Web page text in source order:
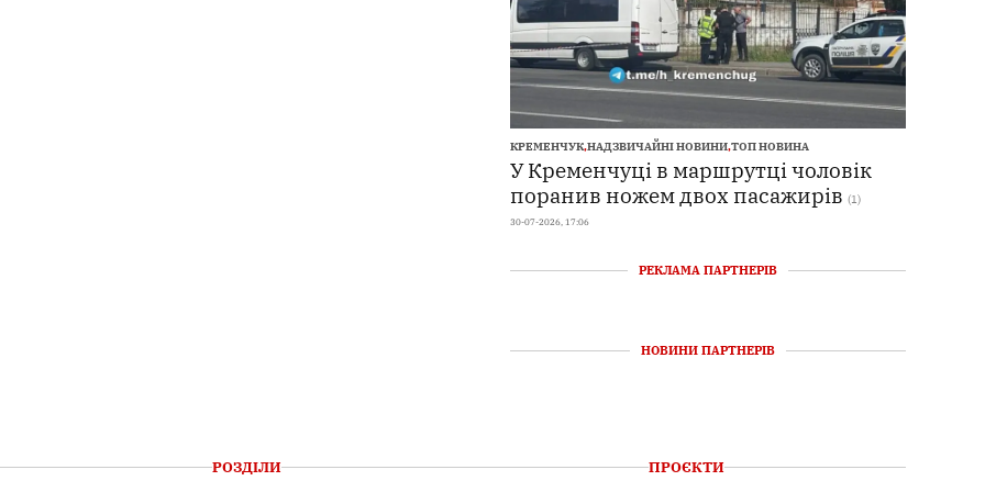
КРЕМЕНЧУК,НАДЗВИЧАЙНІ НОВИНИ,ТОП НОВИНА
У Кременчуці в маршрутці чоловік
поранив ножем двох пасажирів (1)
30-07-2026, 17:06
РЕКЛАМА ПАРТНЕРІВ
НОВИНИ ПАРТНЕРІВ
РОЗДІЛИ ПРОЄКТИ